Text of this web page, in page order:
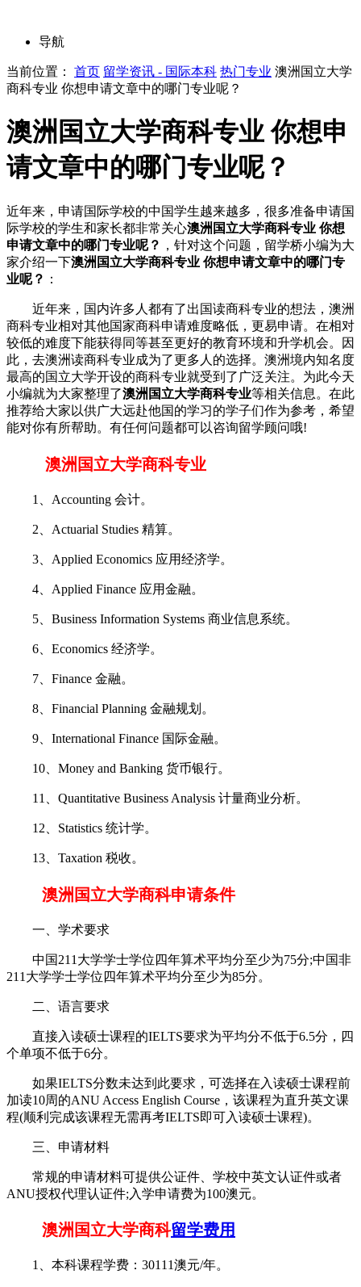
导航
当前位置： 首页 留学资讯 - 国际本科 热门专业 澳洲国立大学
商科专业 你想申请文章中的哪门专业呢？
澳洲国立大学商科专业 你想申
请文章中的哪门专业呢？
近年来，申请国际学校的中国学生越来越多，很多准备申请国
际学校的学生和家长都非常关心澳洲国立大学商科专业 你想
申请文章中的哪门专业呢？ ，针对这个问题，留学桥小编为大
家介绍一下澳洲国立大学商科专业 你想申请文章中的哪门专
业呢？ ：
近年来，国内许多人都有了出国读商科专业的想法，澳洲
商科专业相对其他国家商科申请难度略低，更易申请。在相对
较低的难度下能获得同等甚至更好的教育环境和升学机会。因
此，去澳洲读商科专业成为了更多人的选择。澳洲境内知名度
最高的国立大学开设的商科专业就受到了广泛关注。为此今天
小编就为大家整理了澳洲国立大学商科专业等相关信息。在此
推荐给大家以供广大远赴他国的学习的学子们作为参考，希望
能对你有所帮助。有任何问题都可以咨询留学顾问哦!
澳洲国立大学商科专业
1、Accounting 会计。
2、Actuarial Studies 精算。
3、Applied Economics 应用经济学。
4、Applied Finance 应用金融。
5、Business Information Systems 商业信息系统。
6、Economics 经济学。
7、Finance 金融。
8、Financial Planning 金融规划。
9、International Finance 国际金融。
10、Money and Banking 货币银行。
11、Quantitative Business Analysis 计量商业分析。
12、Statistics 统计学。
13、Taxation 税收。
澳洲国立大学商科申请条件
一、学术要求
中国211大学学士学位四年算术平均分至少为75分;中国非
211大学学士学位四年算术平均分至少为85分。
二、语言要求
直接入读硕士课程的IELTS要求为平均分不低于6.5分，四
个单项不低于6分。
如果IELTS分数未达到此要求，可选择在入读硕士课程前
加读10周的ANU Access English Course，该课程为直升英文课
程(顺利完成该课程无需再考IELTS即可入读硕士课程)。
三、申请材料
常规的申请材料可提供公证件、学校中英文认证件或者
ANU授权代理认证件;入学申请费为100澳元。
澳洲国立大学商科留学费用
1、本科课程学费：30111澳元/年。